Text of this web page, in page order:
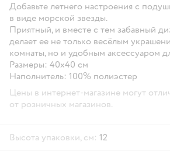
Добавьте летнего настроения с
в виде морской звезды.
Приятный, и вместе с тем забавный
делает ее не только весёлым
комнаты, но и удобным аксессуаром
Размеры: 40х40 см
Наполнитель: 100% полиэстер
Цены в интернет-магазине могут
от розничных магазинов.
Высота упаковки, см: 12